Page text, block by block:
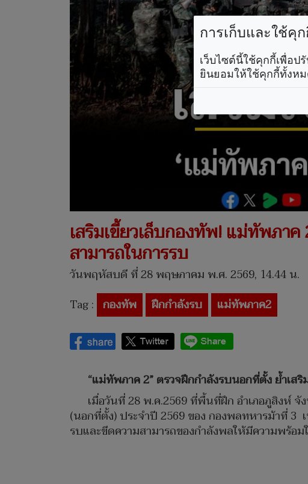
เสริมเขี้ยวเล็บกองทัพ! แม่ทัพภา
สามารถในการรบ
วันพฤหัสบดี ที่ 28 พฤษภาคม พ.ศ. 2569, 14.44 น.
Tag : กองทัพ ฝึกกำลังรบ แม่ทัพภาค2
“แม่ทัพภาค 2” ตรวจฝึกกำลังรบนอกที่ตั้ง ย้ำเส
เมื่อวันที่ 28 พ.ค.2569 ที่พื้นที่ฝึก อำเภอภูสิงห์
(นอกที่ตั้ง) ประจำปี 2569 ของ กองพลทหารม้าที่
รบและขีดความสามารถของกำลังพลให้มีความพร้อ
การเก็บและใช้คุ
เว็บไซต์นี้ใช้คุกกี้เพื่อป
ยินยอมให้ใช้คุกกี้ทั้งห